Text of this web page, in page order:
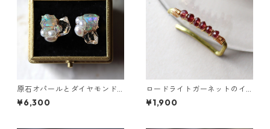
原石オパールとダイヤモンド
クォーツのプチピアス
¥6,300
ロードライトガーネットのイ
ヤーカフ（インダストリアル
風）
¥1,900